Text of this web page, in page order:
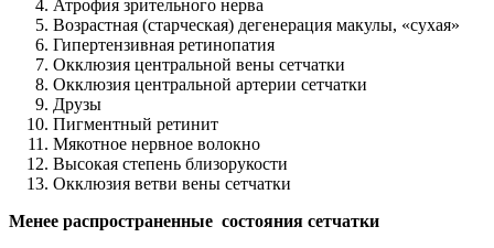
Атрофия зрительного нерва
Возрастная (старческая) дегенерация макулы, «сухая»
Гипертензивная ретинопатия
Окклюзия центральной вены сетчатки
Окклюзия центральной артерии сетчатки
Друзы
Пигментный ретинит
Мякотное нервное волокно
Высокая степень близорукости
Окклюзия ветви вены сетчатки
Менее распространенные состояния сетчатки